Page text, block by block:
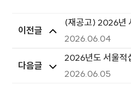
이전글
(재공고) 2026년
소모품 구매 입찰(
트 1종)
2026.06.04
다음글
2026년도 서울적
기기) 7차 매각공고
2026.06.05